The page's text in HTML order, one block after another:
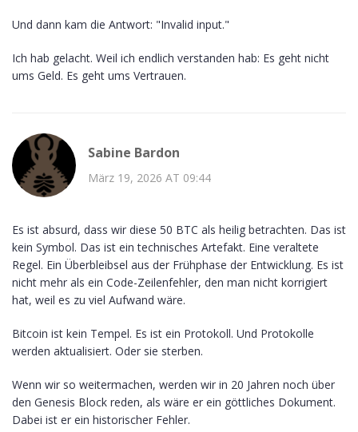
Und dann kam die Antwort: "Invalid input."
Ich hab gelacht. Weil ich endlich verstanden hab: Es geht nicht
ums Geld. Es geht ums Vertrauen.
Sabine Bardon
März 19, 2026 AT 09:44
Es ist absurd, dass wir diese 50 BTC als heilig betrachten. Das ist
kein Symbol. Das ist ein technisches Artefakt. Eine veraltete
Regel. Ein Überbleibsel aus der Frühphase der Entwicklung. Es ist
nicht mehr als ein Code-Zeilenfehler, den man nicht korrigiert
hat, weil es zu viel Aufwand wäre.
Bitcoin ist kein Tempel. Es ist ein Protokoll. Und Protokolle
werden aktualisiert. Oder sie sterben.
Wenn wir so weitermachen, werden wir in 20 Jahren noch über
den Genesis Block reden, als wäre er ein göttliches Dokument.
Dabei ist er ein historischer Fehler.